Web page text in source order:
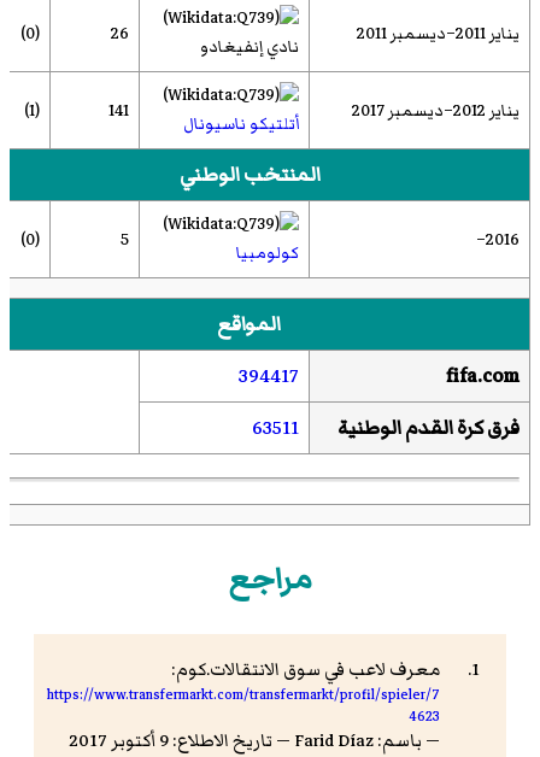
يناير 2011–ديسمبر 2011
نادي إنفيغادو
26
(0)
يناير 2012–ديسمبر 2017
أتلتيكو ناسيونال
141
(1)
المنتخب الوطني
2016–
كولومبيا
5
(0)
المواقع
fifa.com
394417
فرق كرة القدم الوطنية
63511
مراجع
معرف لاعب في سوق الانتقالات.كوم:
https://www.transfermarkt.com/transfermarkt/profil/spieler/7
4623
— باسم: Farid Díaz — تاريخ الاطلاع: 9 أكتوبر 2017